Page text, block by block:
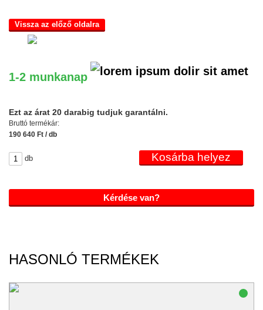
Vissza az előző oldalra
1-2 munkanap
Ezt az árat 20 darabig tudjuk garantálni.
Bruttó termékár:
190 640 Ft / db
db
Kérdése van?
HASONLÓ TERMÉKEK